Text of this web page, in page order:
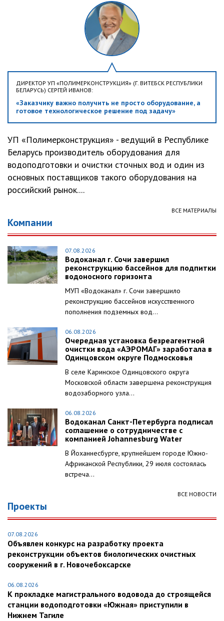
ДИРЕКТОР УП «ПОЛИМЕРКОНСТРУКЦИЯ» (Г. ВИТЕБСК РЕСПУБЛИКИ
БЕЛАРУСЬ) СЕРГЕЙ ИВАНОВ:
«Заказчику важно получить не просто оборудование, а
готовое технологическое решение под задачу»
УП «Полимерконструкция» - ведущий в Республике
Беларусь производитель оборудования для
водоподготовки и очистки сточных вод и один из
основных поставщиков такого оборудования на
российский рынок....
ВСЕ МАТЕРИАЛЫ
Компании
07.08.2026
Водоканал г. Сочи завершил
реконструкцию бассейнов для подпитки
водоносного горизонта
МУП «Водоканал» г. Сочи завершило
реконструкцию бассейнов искусственного
пополнения подземных вод...
06.08.2026
Очередная установка безреагентной
очистки вода «АЭРОМАГ» заработала в
Одинцовском округе Подмосковья
В селе Каринское Одинцовского округа
Московской области завершена реконструкция
водозаборного узла...
06.08.2026
Водоканал Санкт-Петербурга подписал
соглашение о сотрудничестве с
компанией Johannesburg Water
В Йоханнесбурге, крупнейшем городе Южно-
Африканской Республики, 29 июля состоялась
встреча...
ВСЕ НОВОСТИ
Проекты
07.08.2026
Объявлен конкурс на разработку проекта
реконструкции объектов биологических очистных
сооружений в г. Новочебоксарске
06.08.2026
К прокладке магистрального водовода до строящейся
станции водоподготовки «Южная» приступили в
Нижнем Тагиле